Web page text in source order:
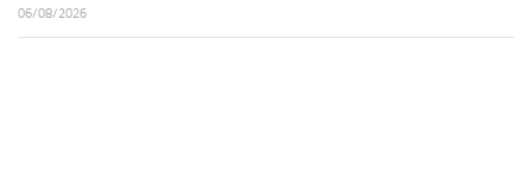
06/08/2026